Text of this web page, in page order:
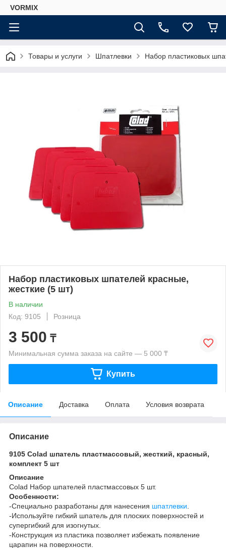
VORMIX
Товары и услуги Шпатлевки Набор пластиковых
Набор пластиковых шпателей красные,
жесткие (5 шт)
В наличии
Код: 9105
Розница
3 500 ₸
Минимальная сумма заказа на сайте — 5 000 ₸
Купить
Описание Доставка Оплата Условия возврата
Описание
9105 Colad шпатель пластмассовый, жесткий, красный,
комплект 5 шт
Описание
Colad Набор шпателей пластмассовых 5 шт.
Особенности:
-Специально разработаны для нанесения шпатлевки
-Используйте гибкий шпатель для плоских поверхностей и
супергибкий для изогнутых.
-Конструкция из пластика позволяет избежать появление
царапин на поверхности.